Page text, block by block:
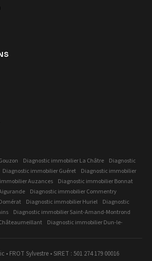
Diagnostic immobilier La Châtre
Diagnostic
Diagnostic immobilier Guéret
Diagnostic immobilier
Auzances
Diagnostic immobilier Bonnat
Diagnostic immobilier Commentry
Diagnostic immobilier Huriel
Diagnostic
Diagnostic immobilier Saint-Amand-Montrond
Diagnostic immobilier Dun-le-
FROT Sylvestre • SIRET : 501 274 179 00016